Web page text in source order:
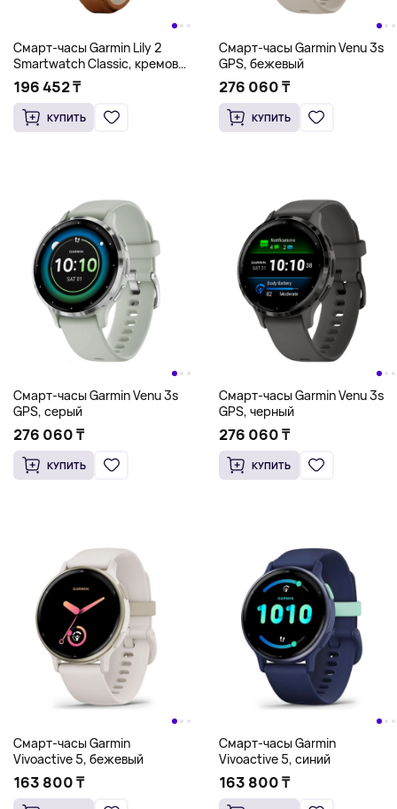
Смарт-часы Garmin Lily 2
Smartwatch Classic, кремово-
золотой
196 452 ₸
КУПИТЬ
Смарт-часы Garmin Venu 3s
GPS, бежевый
276 060 ₸
КУПИТЬ
Смарт-часы Garmin Venu 3s
GPS, серый
276 060 ₸
КУПИТЬ
Смарт-часы Garmin Venu 3s
GPS, черный
276 060 ₸
КУПИТЬ
Смарт-часы Garmin
Vivoactive 5, бежевый
163 800 ₸
Смарт-часы Garmin
Vivoactive 5, синий
163 800 ₸